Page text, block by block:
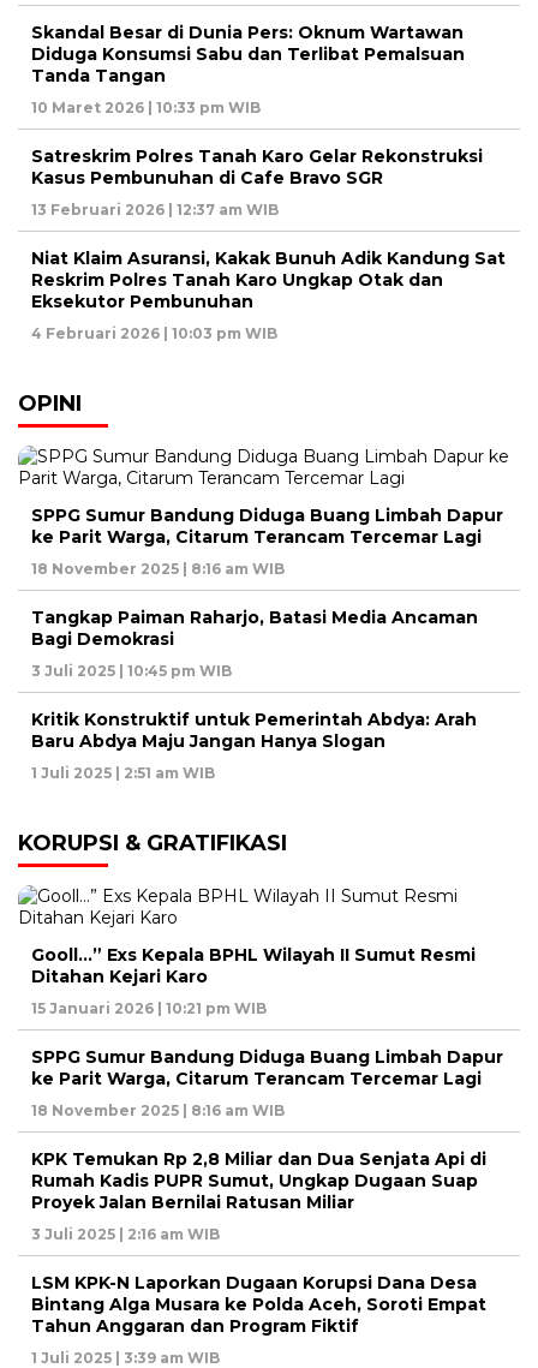
Skandal Besar di Dunia Pers: Oknum Wartawan
Diduga Konsumsi Sabu dan Terlibat Pemalsuan
Tanda Tangan
10 Maret 2026 | 10:33 pm WIB
Satreskrim Polres Tanah Karo Gelar Rekonstruksi
Kasus Pembunuhan di Cafe Bravo SGR
13 Februari 2026 | 12:37 am WIB
Niat Klaim Asuransi, Kakak Bunuh Adik Kandung Sat
Reskrim Polres Tanah Karo Ungkap Otak dan
Eksekutor Pembunuhan
4 Februari 2026 | 10:03 pm WIB
OPINI
SPPG Sumur Bandung Diduga Buang Limbah Dapur
ke Parit Warga, Citarum Terancam Tercemar Lagi
18 November 2025 | 8:16 am WIB
Tangkap Paiman Raharjo, Batasi Media Ancaman
Bagi Demokrasi
3 Juli 2025 | 10:45 pm WIB
Kritik Konstruktif untuk Pemerintah Abdya: Arah
Baru Abdya Maju Jangan Hanya Slogan
1 Juli 2025 | 2:51 am WIB
KORUPSI & GRATIFIKASI
Gooll…” Exs Kepala BPHL Wilayah II Sumut Resmi
Ditahan Kejari Karo
15 Januari 2026 | 10:21 pm WIB
SPPG Sumur Bandung Diduga Buang Limbah Dapur
ke Parit Warga, Citarum Terancam Tercemar Lagi
18 November 2025 | 8:16 am WIB
KPK Temukan Rp 2,8 Miliar dan Dua Senjata Api di
Rumah Kadis PUPR Sumut, Ungkap Dugaan Suap
Proyek Jalan Bernilai Ratusan Miliar
3 Juli 2025 | 2:16 am WIB
LSM KPK-N Laporkan Dugaan Korupsi Dana Desa
Bintang Alga Musara ke Polda Aceh, Soroti Empat
Tahun Anggaran dan Program Fiktif
1 Juli 2025 | 3:39 am WIB